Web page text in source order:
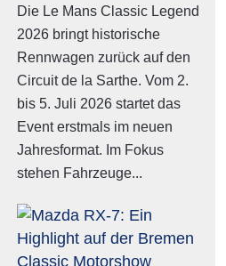
Die Le Mans Classic Legend
2026 bringt historische
Rennwagen zurück auf den
Circuit de la Sarthe. Vom 2.
bis 5. Juli 2026 startet das
Event erstmals im neuen
Jahresformat. Im Fokus
stehen Fahrzeuge...